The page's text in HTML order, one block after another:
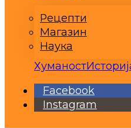
Рецепти
Магазин
Наука
Хуманост
Facebook
Instagram